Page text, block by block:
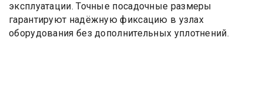
эксплуатации. Точные посадочные размеры
гарантируют надёжную фиксацию в узлах
оборудования без дополнительных уплотнений.